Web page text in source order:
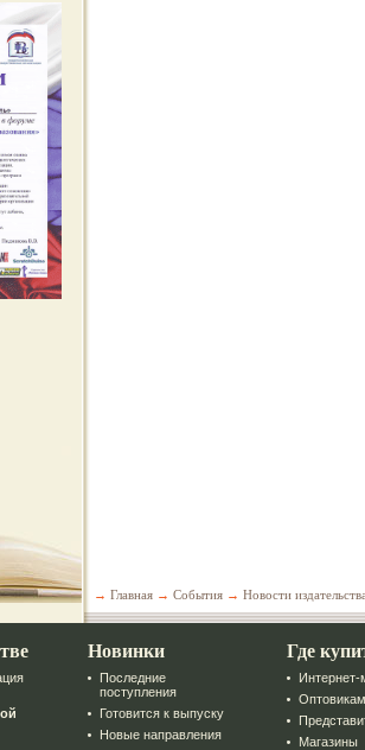
→ Главная → События → Новости
Новинки
Последние
поступления
Готовится к выпуску
Новые направления
Где
Интернет-
Оптовикам
Магазины